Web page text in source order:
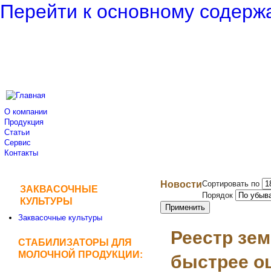
Перейти к основному
О компании
Продукция
Статьи
Сервис
Контакты
ЗАКВАСОЧНЫЕ
КУЛЬТУРЫ
Заквасочные культуры
СТАБИЛИЗАТОРЫ ДЛЯ
МОЛОЧНОЙ ПРОДУКЦИИ:
НовостиСортировать по
Порядок
Реестр
быстрее